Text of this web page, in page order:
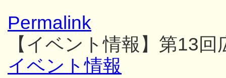
Permalink
【イベント情報】第13
イベント情報